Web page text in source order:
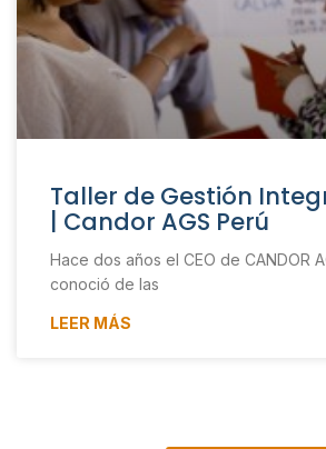
Taller de Gestión
| Candor AGS Perú
Hace dos años el CEO de CANDOR
conoció de las
LEER MÁS